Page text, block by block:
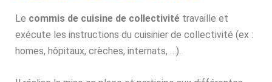
Le commis de cuisine de collectivité travaille et
exécute les instructions du cuisinier de collectivité (ex :
homes, hôpitaux, crèches, internats, …).